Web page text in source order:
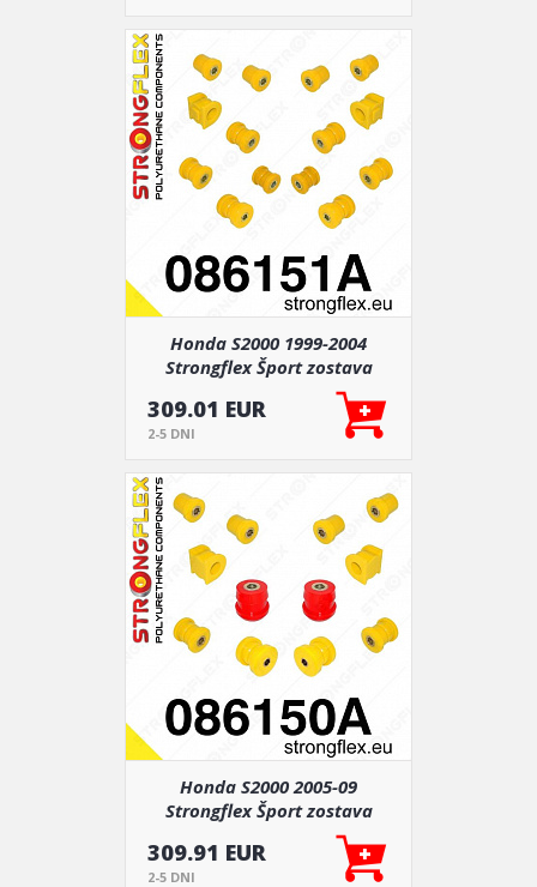
Honda S2000 1999-2004
Strongflex Šport zostava
silentblokov len pre zadnú
nápravu 14 ks
309.01 EUR
2-5 DNI
Honda S2000 2005-09
Strongflex Šport zostava
silentblokov len pre prednú
nápravu 12 ks
309.91 EUR
2-5 DNI